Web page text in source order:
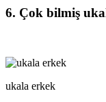
6. Çok bilmiş
ukala erkek